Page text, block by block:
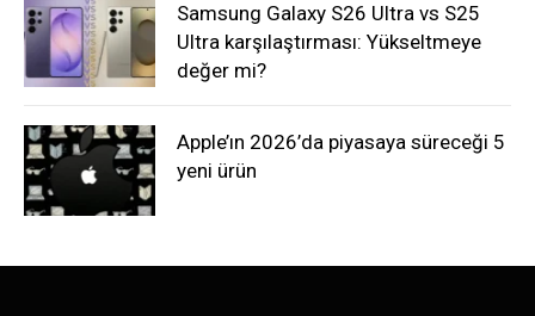
Samsung Galaxy S26 Ultra vs S25
Ultra karşılaştırması: Yükseltmeye
değer mi?
Apple’ın 2026’da piyasaya süreceği 5
yeni ürün